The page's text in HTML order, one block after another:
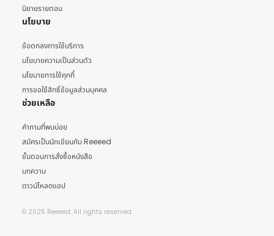
นิยายรายตอน
นโยบาย
ข้อตกลงการใช้บริการ
นโยบายความเป็นส่วนตัว
นโยบายการใช้คุกกี้
การขอใช้สิทธิ์ข้อมูลส่วนบุคคล
ช่วยเหลือ
คำถามที่พบบ่อย
สมัครเป็นนักเขียนกับ Reeeed
ขั้นตอนการสั่งซื้อหนังสือ
บทความ
ดาวน์โหลดแอป
© 2025 Reeeed. All rights reserved.